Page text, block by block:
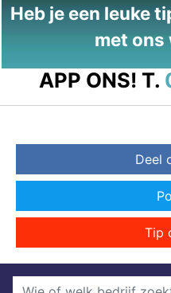
Heb je een leuke
met ons
APP ONS! T.
Deel
Tip